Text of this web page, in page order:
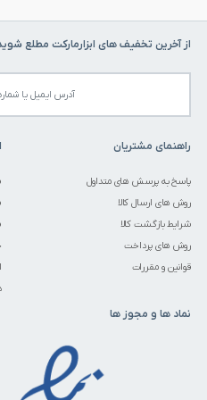
مشاهده تمام محصولات دستهدریل
مشاهده تمام محصولات برند بوش - BOSCH
از آخرین تخفیف های ابزارمارکت مطلع
راهنمای مشتریان
پاسخ به پرسش های متداول
روش های ارسال کالا
شرایط بازگشت کالا
روش های پرداخت
قوانین و مقررات
نماد ها و مجوز ها